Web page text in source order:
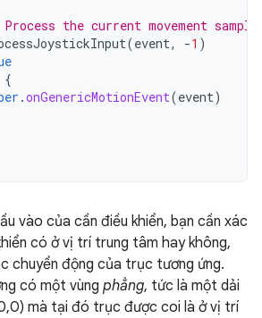
the current movement
(event, -1 )
{
.onGenericMotionEvent(event)
vào của cần điều khiển, bạn cần xác
có ở vị trí trung tâm hay không,
chuyển động của trục tương ứng.
có một vùng phẳng, tức là một dải
mà tại đó trục được coi là ở vị trí